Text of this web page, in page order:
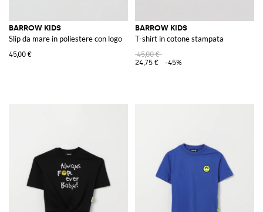
BARROW KIDS
Slip da mare in poliestere con logo
45,00 €
BARROW KIDS
T-shirt in cotone stampata
45,00 €
24,75 €
-45%